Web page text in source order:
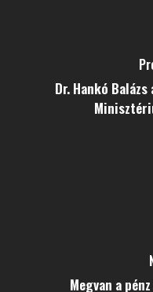
Dr. Hankó
Megvan a